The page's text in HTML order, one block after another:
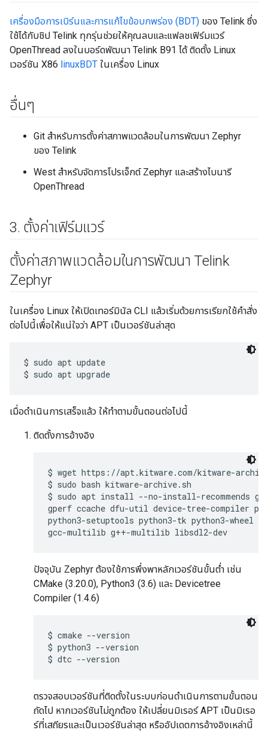
เครื่องมือการเบิร์นและการแก้ไขข้อบกพร่อง (BDT) ของ Telink ซึ่ง
ใช้ได้กับชิป Telink ทุกรุ่นช่วยให้คุณลบและแฟลชเฟิร์มแวร์
OpenThread ลงในบอร์ดพัฒนา Telink B91 ได้ ติดตั้ง Linux
เวอร์ชัน X86 linuxBDT ในเครื่อง Linux
อื่นๆ
Git สำหรับการตั้งค่าสภาพแวดล้อมในการพัฒนา Zephyr
ของ Telink
West สำหรับจัดการโปรเจ็กต์ Zephyr และสร้างไบนารี
OpenThread
3. ตั้งค่าเฟิร์มแวร์
ตั้งค่าสภาพแวดล้อมในการพัฒนา Telink
Zephyr
ในเครื่อง Linux ให้เปิดเทอร์มินัล CLI แล้วเริ่มด้วยการเรียกใช้คำสั่ง
ต่อไปนี้เพื่อให้แน่ใจว่า APT เป็นเวอร์ชันล่าสุด
$ sudo apt update
เมื่อดำเนินการเสร็จแล้ว ให้ทำตามขั้นตอนต่อไปนี้
ติดตั้งการอ้างอิง
$ wget https://apt.kitware.com/kitware-
$ sudo bash kitware-archive.sh
$ sudo apt install --no-install-recommends
gperf ccache dfu-util device-tree-compiler
python3-setuptools python3-tk python3-
ปัจจุบัน Zephyr ต้องใช้การพึ่งพาหลักเวอร์ชันขั้นต่ำ เช่น
CMake (3.20.0), Python3 (3.6) และ Devicetree
Compiler (1.4.6)
$ cmake --version
$ python3 --version
ตรวจสอบเวอร์ชันที่ติดตั้งในระบบก่อนดำเนินการตามขั้นตอน
ถัดไป หากเวอร์ชันไม่ถูกต้อง ให้เปลี่ยนมิเรอร์ APT เป็นมิเรอ
ร์ที่เสถียรและเป็นเวอร์ชันล่าสุด หรืออัปเดตการอ้างอิงเหล่านี้